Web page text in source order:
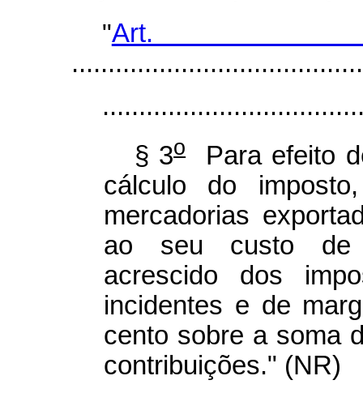
"Art.
§ 3oPara efeito
cálculo do
mercadorias
ao seu custo de
acrescido dos
incidentes e de
cento sobre a soma
contribuições." (NR)